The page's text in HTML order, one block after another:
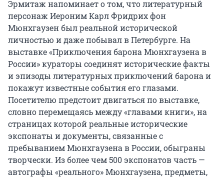
Эрмитаж напоминает о том, что литературный
персонаж Иероним Карл Фридрих фон
Мюнхгаузен был реальной исторической
личностью и даже побывал в Петербурге. На
выставке «Приключения барона Мюнхгаузена в
России» кураторы соединят исторические факты
и эпизоды литературных приключений барона и
покажут известные события его глазами.
Посетителю предстоит двигаться по выставке,
словно перемещаясь между «главами книги», на
страницах которой реальные исторические
экспонаты и документы, связанные с
пребыванием Мюнхгаузена в России, обыграны
творчески. Из более чем 500 экспонатов часть —
автографы «реального» Мюнхгаузена, предметы,